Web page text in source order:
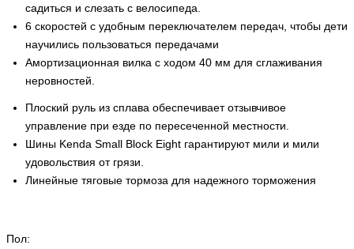
садиться и слезать с велосипеда.
6 скоростей с удобным переключателем передач, чтобы дети
научились пользоваться передачами
Амортизационная вилка с ходом 40 мм для сглаживания
неровностей.
Плоский руль из сплава обеспечивает отзывчивое
управление при езде по пересеченной местности.
Шины Kenda Small Block Eight гарантируют мили и мили
удовольствия от грязи.
Линейные тяговые тормоза для надежного торможения
Пол: